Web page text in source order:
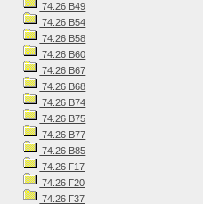
74.26 В49
74.26 В54
74.26 В58
74.26 В60
74.26 В67
74.26 В68
74.26 В74
74.26 В75
74.26 В77
74.26 В85
74.26 Г17
74.26 Г20
74.26 Г37